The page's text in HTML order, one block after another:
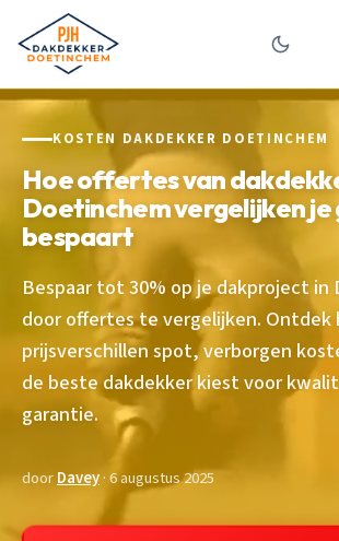
KOSTEN DAKDEKKER DOETINCHEM
Hoe offertes van
Doetinchem vergelijken je
bespaart
Bespaar tot 30% op je dakproject in
door offertes te vergelijken. Ontdek
prijsverschillen spot, verborgen
de beste dakdekker kiest voor
garantie.
doorDavey· 6 augustus 2025